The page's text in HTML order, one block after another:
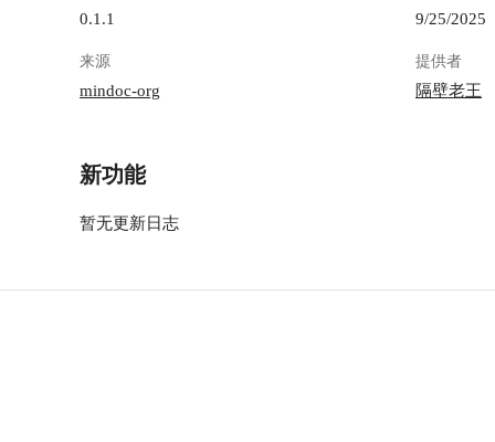
0.1.1 9/25/2025
来源
mindoc-org
提供者
隔壁老王
新功能
暂无更新日志